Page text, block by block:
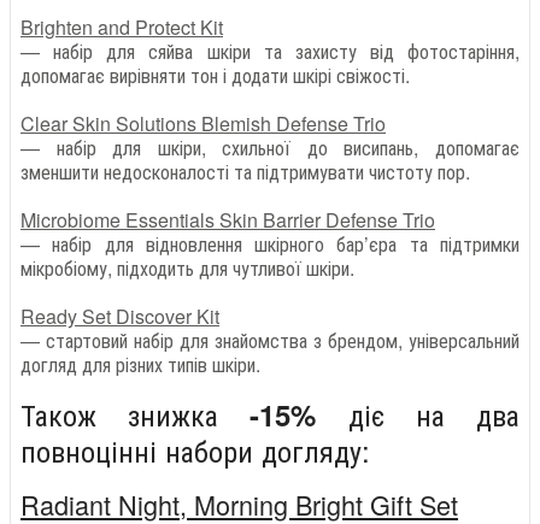
Brighten and Protect Kit
— набір для сяйва шкіри та захисту від фотостаріння,
допомагає вирівняти тон і додати шкірі свіжості.
Clear Skin Solutions Blemish Defense Trio
— набір для шкіри, схильної до висипань, допомагає
зменшити недосконалості та підтримувати чистоту пор.
Microbiome Essentials Skin Barrier Defense Trio
— набір для відновлення шкірного бар’єра та підтримки
мікробіому, підходить для чутливої шкіри.
Ready Set Discover Kit
— стартовий набір для знайомства з брендом, універсальний
догляд для різних типів шкіри.
Також знижка-15% діє на два
повноцінні набори догляду:
Radiant Night, Morning Bright Gift Set